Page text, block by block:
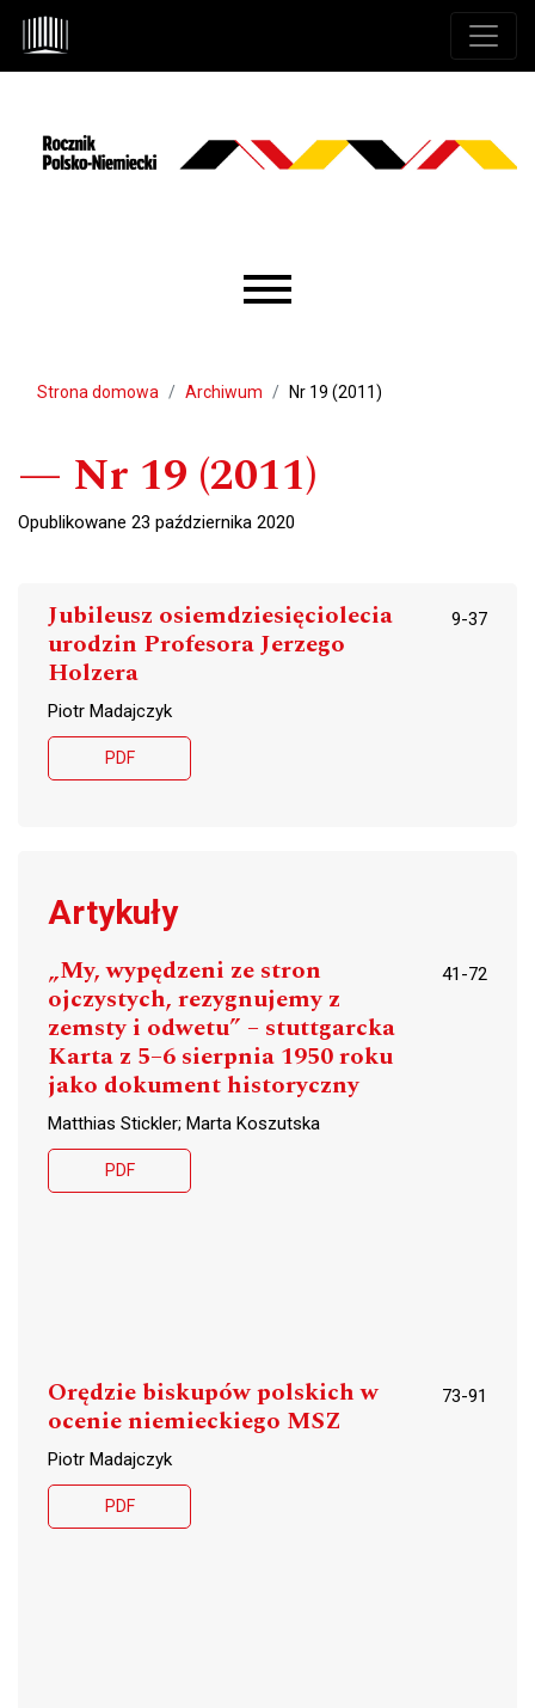
Przejdź do głównego menu
Przejdź do sekcji głównej
Przejdź do stopki
Strona domowa Archiwum Nr 19 (2011)
Nr 19 (2011)
Opublikowane 23 października 2020
Jubileusz osiemdziesięciolecia
urodzin Profesora Jerzego
Holzera
9-37
Piotr Madajczyk
PDF
Artykuły
„My, wypędzeni ze stron
ojczystych, rezygnujemy z
zemsty i odwetu” – stuttgarcka
Karta z 5–6 sierpnia 1950 roku
jako dokument historyczny
41-72
Matthias Stickler; Marta Koszutska
PDF
Orędzie biskupów polskich w
ocenie niemieckiego MSZ
73-91
Piotr Madajczyk
PDF